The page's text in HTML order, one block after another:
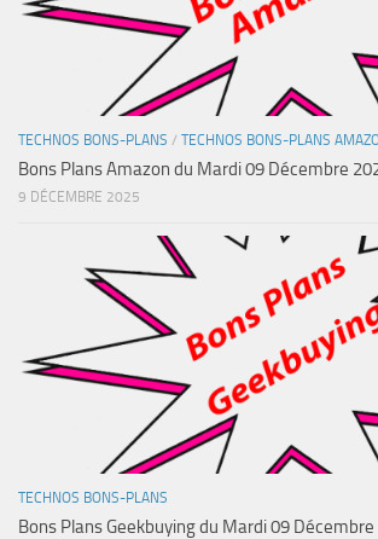
TECHNOS BONS-PLANS / TECHNOS BONS-PLANS
Bons Plans Amazon du Mardi 09 Décembre
9 DÉCEMBRE 2025
TECHNOS BONS-PLANS
Bons Plans Geekbuying du Mardi 09 Décembre